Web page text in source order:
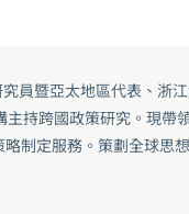
員暨亞太地區代表、浙
持跨國政策研究。現帶
制定服務。策劃全球思